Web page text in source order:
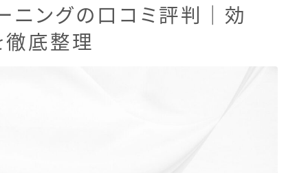
ニングの口コミ評判｜効
徹底整理